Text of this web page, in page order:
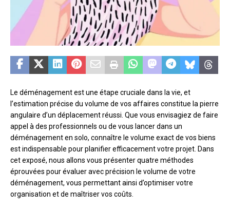
Le déménagement est une étape cruciale dans la vie, et
l’estimation précise du volume de vos affaires constitue la pierre
angulaire d’un déplacement réussi. Que vous envisagiez de faire
appel à des professionnels ou de vous lancer dans un
déménagement en solo, connaître le volume exact de vos biens
est indispensable pour planifier efficacement votre projet. Dans
cet exposé, nous allons vous présenter quatre méthodes
éprouvées pour évaluer avec précision le volume de votre
déménagement, vous permettant ainsi d’optimiser votre
organisation et de maîtriser vos coûts.